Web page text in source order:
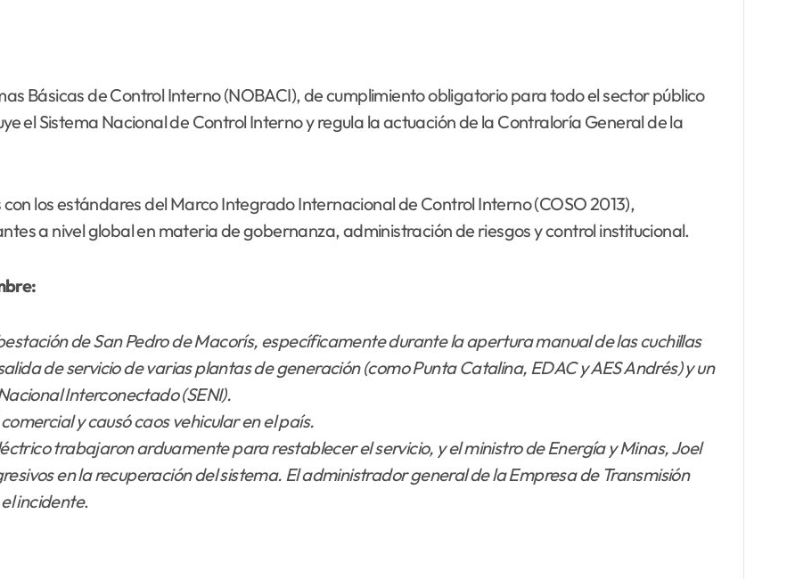
Básicas de Control Interno (NOBACI), de cumplimiento obligatorio para todo el sector público
el Sistema Nacional de Control Interno y regula la actuación de la Contraloría General de la
los estándares del Marco Integrado Internacional de Control Interno (COSO 2013),
a nivel global en materia de gobernanza, administración de riesgos y control institucional.
de San Pedro de Macorís, específicamente durante la apertura manual de las cuchillas
de servicio de varias plantas de generación (como Punta Catalina, EDAC y AES Andrés) y un
Interconectado (SENI).
y causó caos vehicular en el país.
trabajaron arduamente para restablecer el servicio, y el ministro de Energía y Minas, Joel
en la recuperación del sistema. El administrador general de la Empresa de Transmisión
incidente.